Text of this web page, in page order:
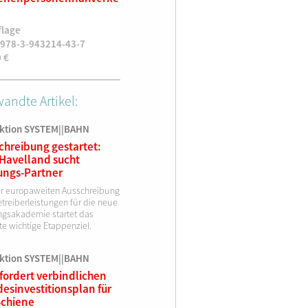
3-943214-43-7
€
Artikel:
SYSTEM||BAHN
gestartet:
sucht
Partner
europaweiten Ausschreibung
für die neue
startet das
wichtige Etappenziel.
SYSTEM||BAHN
fordert verbindlichen
für